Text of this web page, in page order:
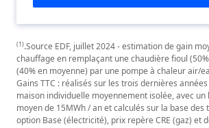
(1).Source EDF, juillet 2024 - estimation de gain
chauffage en remplaçant une chaudière fioul
(40% en moyenne) par une pompe à chaleur air/
Gains TTC : réalisés sur les trois dernières
maison individuelle moyennement isolée, avec un
moyen de 15MWh / an et calculés sur la base des
option Base (électricité), prix repère CRE (gaz) et